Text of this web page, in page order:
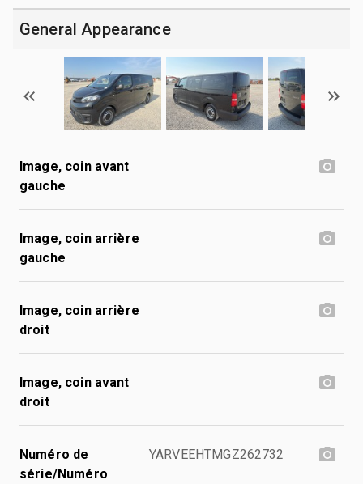
General Appearance
Image, coin avant
gauche
Image, coin arrière
gauche
Image, coin arrière
droit
Image, coin avant
droit
Numéro de
série/Numéro
YARVEEHTMGZ262732